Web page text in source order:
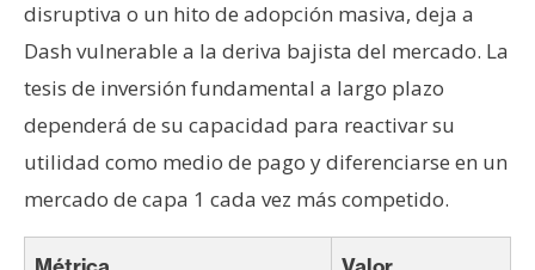
disruptiva o un hito de adopción masiva, deja a
Dash vulnerable a la deriva bajista del mercado. La
tesis de inversión fundamental a largo plazo
dependerá de su capacidad para reactivar su
utilidad como medio de pago y diferenciarse en un
mercado de capa 1 cada vez más competido.